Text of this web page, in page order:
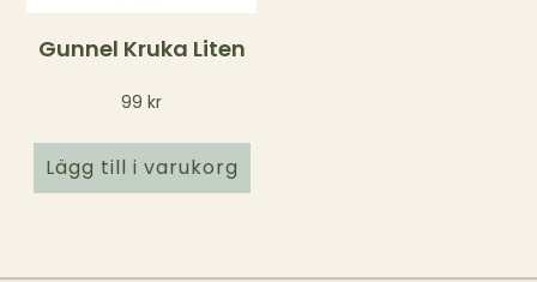
Gunnel Kruka Liten
99kr
Lägg till i varukorg